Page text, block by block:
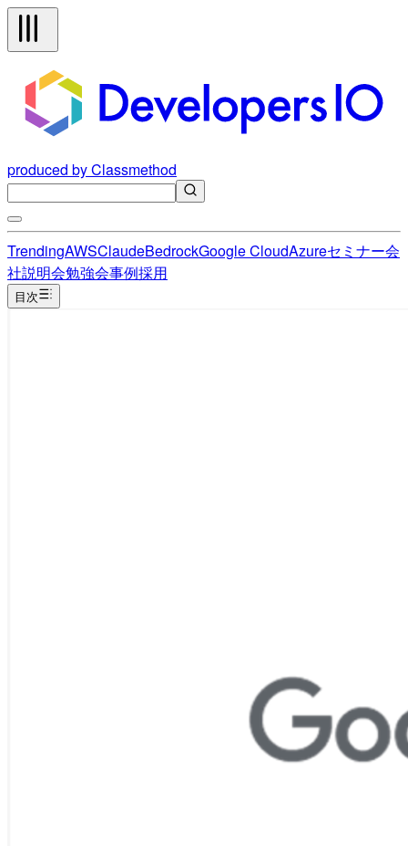
produced by Classmethod
TrendingAWSClaudeBedrockGoogle CloudAzureセミナー会
社説明会勉強会事例採用
目次